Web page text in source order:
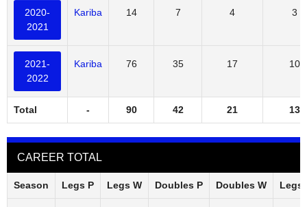
2020-
2021
Kariba 14 7 4 3
2021-
2022
Kariba 76 35 17 10
Total - 90 42 21 13
CAREER TOTAL
Season Legs P Legs W Doubles P Doubles W Legs